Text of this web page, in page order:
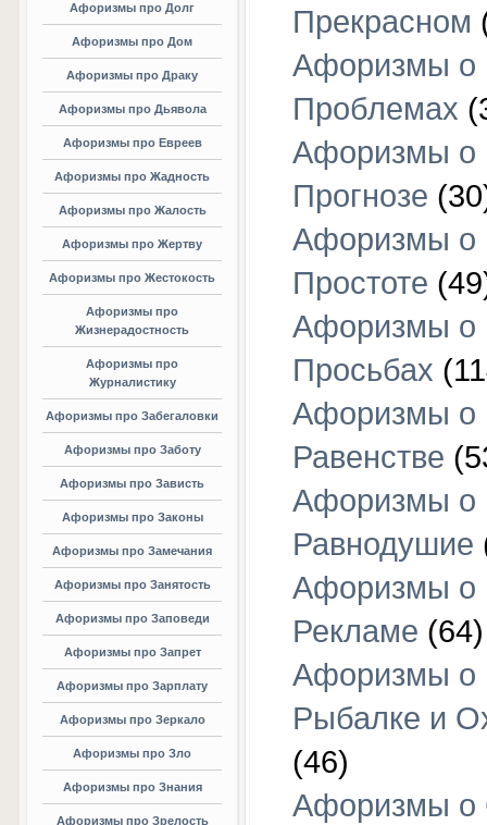
Афоризмы про Долг
Афоризмы про Дом
Афоризмы про Драку
Афоризмы про Дьявола
Афоризмы про Евреев
Афоризмы про Жадность
Афоризмы про Жалость
Афоризмы про Жертву
Афоризмы про Жестокость
Афоризмы про
Жизнерадостность
Афоризмы про
Журналистику
Афоризмы про Забегаловки
Афоризмы про Заботу
Афоризмы про Зависть
Афоризмы про Законы
Афоризмы про Замечания
Афоризмы про Занятость
Афоризмы про Заповеди
Афоризмы про Запрет
Афоризмы про Зарплату
Афоризмы про Зеркало
Афоризмы про Зло
Афоризмы про Знания
Афоризмы про Зрелость
Прекрасном
Афоризмы о
Проблемах
Афоризмы о
Прогнозе
Афоризмы о
Простоте
Афоризмы о
Просьбах
Афоризмы о
Равенстве
Афоризмы о
Равнодушие
Афоризмы о
Рекламе (64)
Афоризмы о
Рыбалке и
(46)
Афоризмы о